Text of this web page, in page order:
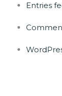
Entries